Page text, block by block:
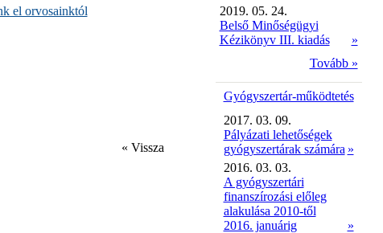
el orvosainktól
« Vissza
2019. 05. 24.
Belső Minőségügyi
Kézikönyv III. kiadás
»
Tovább »
Gyógyszertár-működtetés
2017. 03. 09.
Pályázati lehetőségek
gyógyszertárak számára »
2016. 03. 03.
A gyógyszertári
finanszírozási előleg
alakulása 2010-től
2016. januárig
»